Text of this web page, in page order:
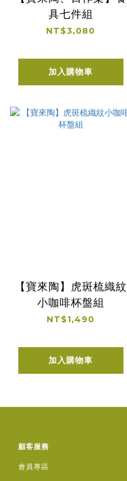
具七件組
NT$3,080
加入購物車
【寶來陶】虎斑梳織紋
小咖啡杯盤組
NT$1,490
加入購物車
顧客服務
會員專區